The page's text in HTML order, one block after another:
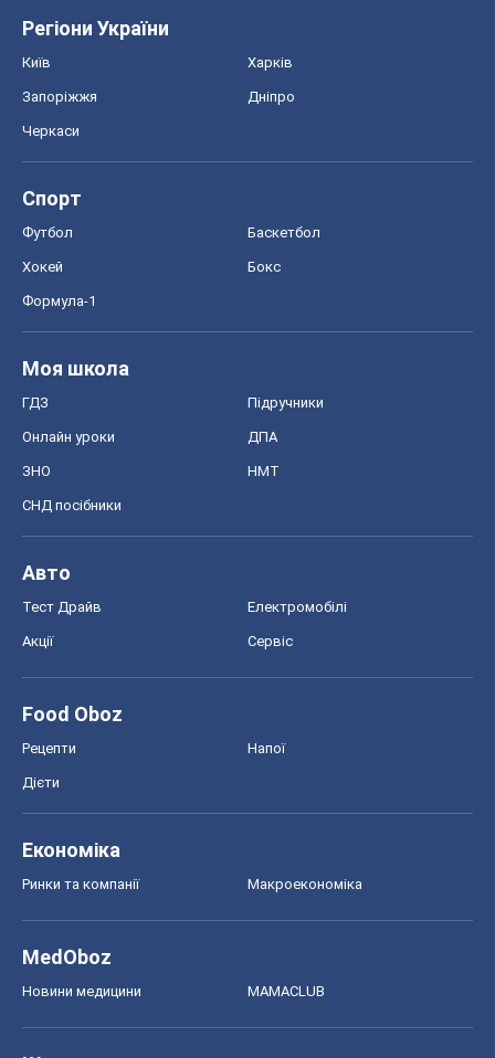
Регіони України
Київ Харків
Запоріжжя Дніпро
Черкаси
Спорт
Футбол Баскетбол
Хокей Бокс
Формула-1
Моя школа
ГДЗ Підручники
Онлайн уроки ДПА
ЗНО НМТ
СНД посібники
Авто
Тест Драйв Електромобілі
Акції Сервіс
Food Oboz
Рецепти Напої
Дієти
Економіка
Ринки та компанії Макроекономіка
MedOboz
Новини медицини MAMACLUB